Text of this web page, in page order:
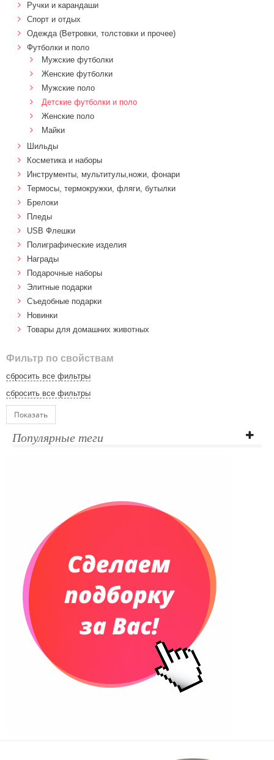
Ручки и карандаши
Спорт и отдых
Одежда (Ветровки, толстовки и прочее)
Футболки и поло
Мужские футболки
Женские футболки
Мужские поло
Детские футболки и поло
Женские поло
Майки
Шильды
Косметика и наборы
Инструменты, мультитулы,ножи, фонари
Термосы, термокружки, фляги, бутылки
Брелоки
Пледы
USB Флешки
Полиграфические изделия
Награды
Подарочные наборы
Элитные подарки
Cъедобные подарки
Новинки
Товары для домашних животных
Фильтр по свойствам
сбросить все фильтры
сбросить все фильтры
Показать
Популярные теги